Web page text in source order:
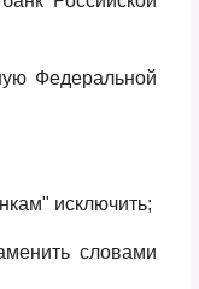
Федеральной
исключить;
словами